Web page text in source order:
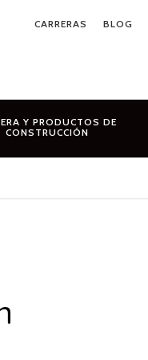
CARRERAS BLOG
Y PRODUCTOS DE
CONSTRUCCIÓN